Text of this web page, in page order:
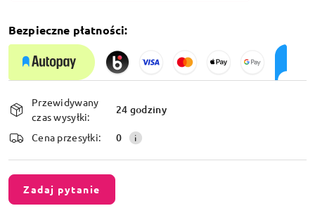
Bezpieczne płatności:
Dostępność
i
dostawa
Przewidywany
czas wysyłki:
24 godziny
Cena przesyłki: 0
Zadaj pytanie